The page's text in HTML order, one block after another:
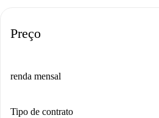
Preço
renda mensal
Tipo de contrato